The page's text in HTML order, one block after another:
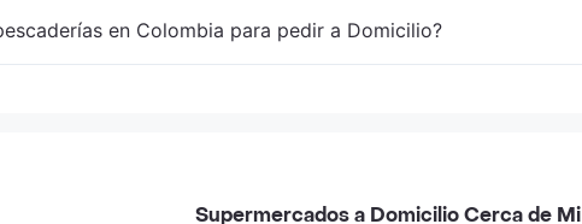
en Colombia para pedir a Domicilio?
Supermercados a Domicilio Cerca de Mi